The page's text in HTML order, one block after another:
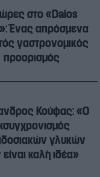
στο «Daios
Ένας απρόσμενα
γαστρονομικός
προορισμός
Κούφας: «Ο
γλυκών
καλή ιδέα»